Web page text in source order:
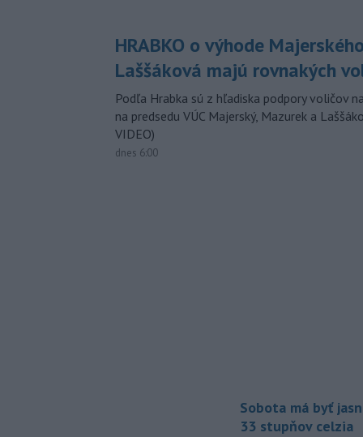
HRABKO o výhode
Laššáková majú rovnakých
Podľa Hrabka sú z hľadiska podpory voličov
na predsedu VÚC Majerský, Mazurek a
VIDEO)
dnes 6:00
Sobota má byť
33 stupňov celzia